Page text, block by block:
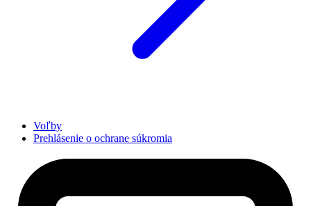
Voľby
Prehlásenie o ochrane súkromia